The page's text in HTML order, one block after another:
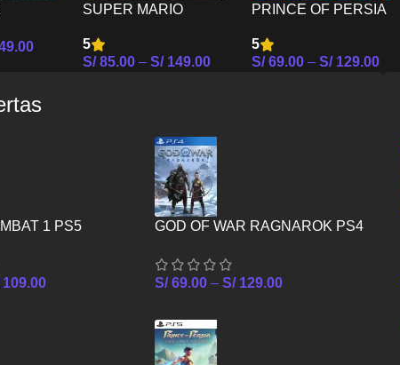
SUPER MARIO
NINTENDO SWITCH
5
S/85.00 – S/149.00
PRINCE OF PERSIA
NINTENDO SWITCH
5
S/69.00 – S/129.00
1 PS5
109.00
GOD OF WAR RAGNAROK PS4
S/69.00 –S/129.00